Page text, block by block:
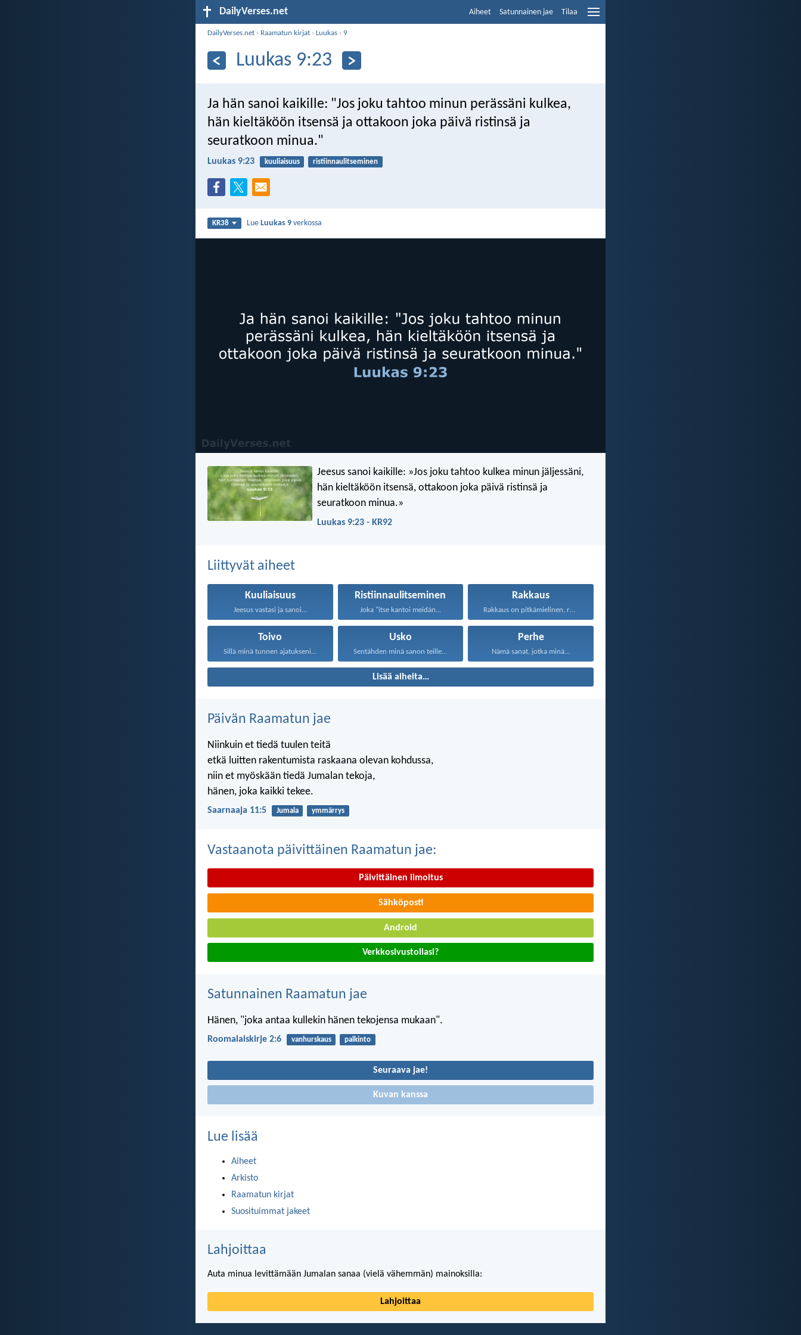
DailyVerses.net Aiheet Satunnainen jae Tilaa
DailyVerses.net › Raamatun kirjat ›Luukas › 9
Luukas 9:23
Ja hän sanoi kaikille: "Jos joku tahtoo minun perässäni kulkea,
hän kieltäköön itsensä ja ottakoon joka päivä ristinsä ja
seuratkoon minua."
Luukas 9:23 kuuliaisuus ristiinnaulitseminen
KR38 LueLuukas 9 verkossa
Jeesus sanoi kaikille: »Jos joku tahtoo kulkea minun jäljessäni,
hän kieltäköön itsensä, ottakoon joka päivä ristinsä ja
seuratkoon minua.»
Luukas 9:23 - KR92
Liittyvät aiheet
Kuuliaisuus
Jeesus vastasi ja sanoi...
Ristiinnaulitseminen
Joka "itse kantoi meidän...
Rakkaus
Rakkaus on pitkämielinen, rakkaus...
Toivo
Sillä minä tunnen ajatukseni...
Usko
Sentähden minä sanon teille...
Perhe
Nämä sanat, jotka minä...
Lisää aiheita…
Päivän Raamatun jae
Niinkuin et tiedä tuulen teitä
etkä luitten rakentumista raskaana olevan kohdussa,
niin et myöskään tiedä Jumalan tekoja,
hänen, joka kaikki tekee.
Saarnaaja 11:5 Jumala ymmärrys
Vastaanota päivittäinen Raamatun jae:
Päivittäinen ilmoitus
Sähköposti
Android
Verkkosivustollasi?
Satunnainen Raamatun jae
Hänen, "joka antaa kullekin hänen tekojensa mukaan".
Roomalaiskirje 2:6 vanhurskaus palkinto
Seuraava jae!
Kuvan kanssa
Lue lisää
Aiheet
Arkisto
Raamatun kirjat
Suosituimmat jakeet
Lahjoittaa
Auta minua levittämään Jumalan sanaa (vielä vähemmän) mainoksilla:
Lahjoittaa